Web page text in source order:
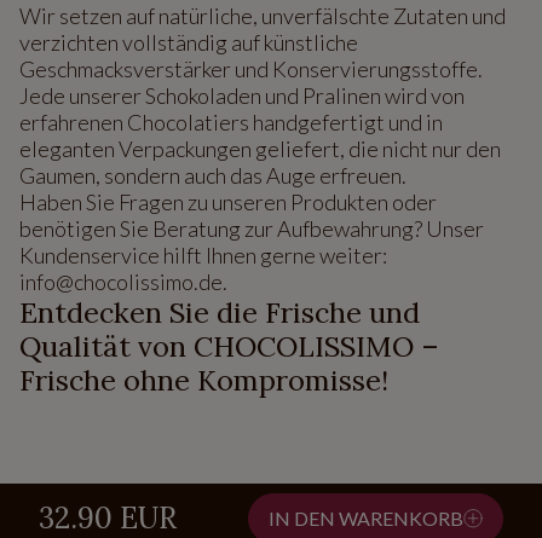
Wir setzen auf natürliche, unverfälschte Zutaten und
verzichten vollständig auf künstliche
Geschmacksverstärker und Konservierungsstoffe.
Jede unserer Schokoladen und Pralinen wird von
erfahrenen Chocolatiers handgefertigt und in
eleganten Verpackungen geliefert, die nicht nur den
Gaumen, sondern auch das Auge erfreuen.
Haben Sie Fragen zu unseren Produkten oder
benötigen Sie Beratung zur Aufbewahrung? Unser
Kundenservice hilft Ihnen gerne weiter:
info@chocolissimo.de.
Entdecken Sie die Frische und
Qualität von CHOCOLISSIMO –
Frische ohne Kompromisse!
32.90 EUR IN DEN WARENKORB